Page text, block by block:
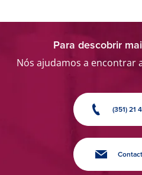
Para descobrir
Nós ajudamos a encontrar
(351) 21